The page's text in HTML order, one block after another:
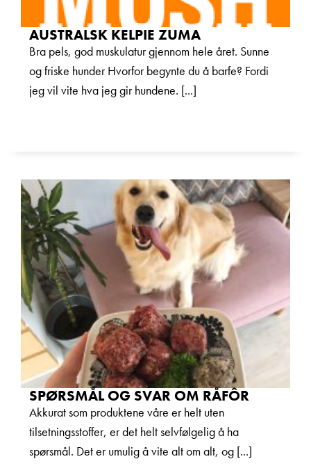
AUSTRALSK KELPIE ZUMA
Bra pels, god muskulatur gjennom hele året. Sunne
og friske hunder Hvorfor begynte du å barfe? Fordi
jeg vil vite hva jeg gir hundene. [...]
SPØRSMÅL OG SVAR OM RÅFÔR
Akkurat som produktene våre er helt uten
tilsetningsstoffer, er det helt selvfølgelig å ha
spørsmål. Det er umulig å vite alt om alt, og [...]